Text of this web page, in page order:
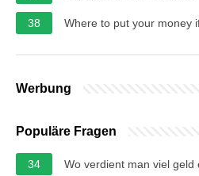
38 Where to put your money
Werbung
Populäre Fragen
34 Wo verdient man viel geld